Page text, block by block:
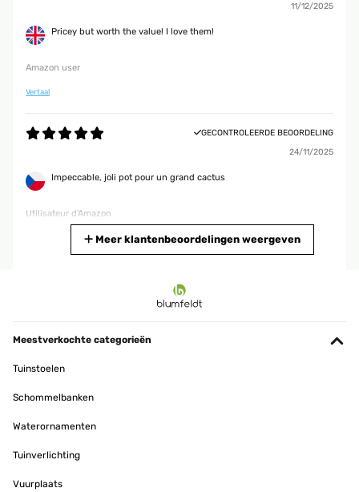
11/12/2025
Pricey but worth the value! I love them!
Amazon user
Vertaal
GECONTROLEERDE BEOORDELING
24/11/2025
Impeccable, joli pot pour un grand cactus
Utilisateur d'Amazon
Schönes, großes Ding für meine große Pflanze.
Meer klantenbeoordelingen weergeven
Meestverkochte categorieën
Tuinstoelen
Schommelbanken
Waterornamenten
Tuinverlichting
Vuurplaats